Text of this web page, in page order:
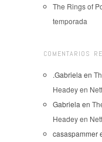
The Rings of
temporada
COMENTARIOS
.Gabriela en
Headey en
Gabriela en
Headey en
casaspammer